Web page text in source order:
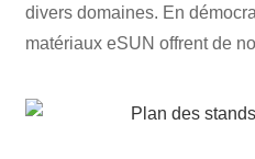
divers domaines. En
matériaux eSUN offrent de